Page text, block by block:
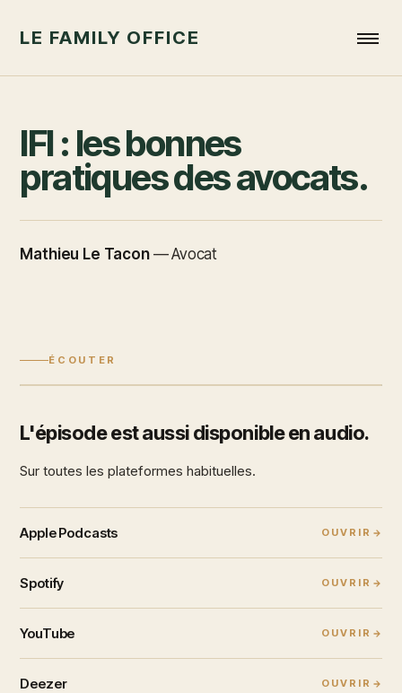
LE FAMILY OFFICE
IFI : les bonnes
pratiques des avocats.
Mathieu Le Tacon—Avocat
ÉCOUTER
L'épisode est aussi disponible en audio.
Sur toutes les plateformes habituelles.
Apple Podcasts OUVRIR
Spotify OUVRIR
YouTube OUVRIR
Deezer OUVRIR